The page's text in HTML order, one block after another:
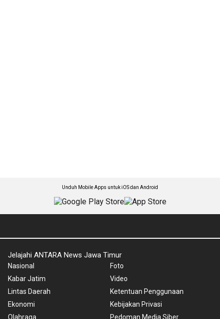
Unduh Mobile Apps untuk iOS dan Android
Jelajahi ANTARA News Jawa Timur
Nasional
Kabar Jatim
Lintas Daerah
Ekonomi
Olahraga
Foto
Video
Ketentuan Penggunaan
Kebijakan Privasi
Pedoman Media Siber